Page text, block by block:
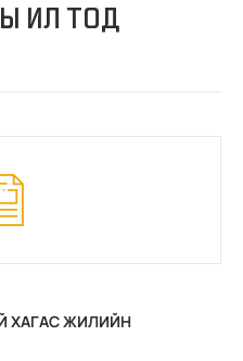
ИЛ ТОД
ХАГАС ЖИЛИЙН